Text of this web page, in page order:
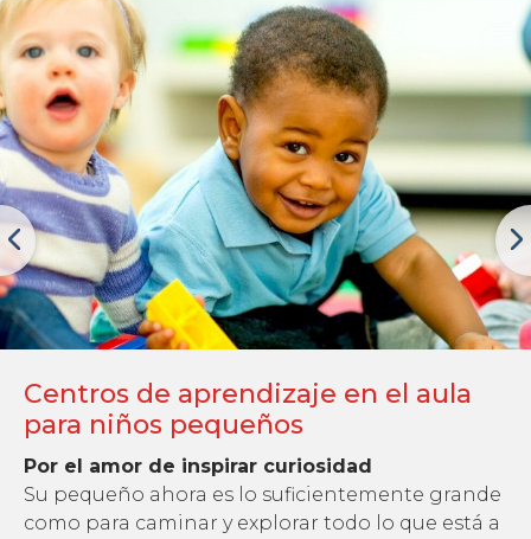
Centros de aprendizaje en el aula
para niños pequeños
Por el amor de inspirar curiosidad
Su pequeño ahora es lo suficientemente grande
como para caminar y explorar todo lo que está a